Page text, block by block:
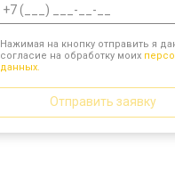
Нажимая на кнопку отправить я
согласие на обработку моих
данных.
Отправить заявку